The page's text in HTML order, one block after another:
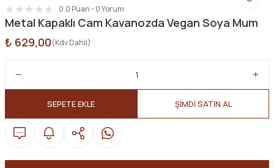
Metal Kapaklı Cam Kavanozda Vegan Soya Mum
0.0 Puan - 0 Yorum
₺ 629,00(Kdv Dahil)
SEPETE EKLE ŞİMDİ SATIN AL